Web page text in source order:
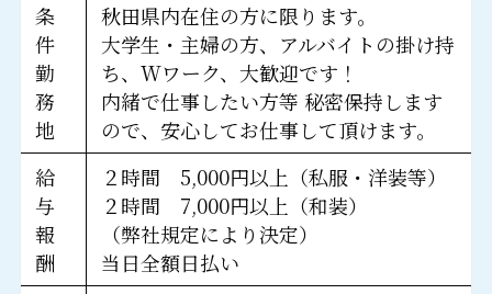
条
件
勤
務
地
秋田県内在住の方に限ります。
大学生・主婦の方、アルバイトの掛け持
ち、Wワーク、大歓迎です！
内緒で仕事したい方等 秘密保持します
ので、安心してお仕事して頂けます。
給
与
報
酬
２時間 5,000円以上（私服・洋装等）
２時間 7,000円以上（和装）
（弊社規定により決定）
当日全額日払い